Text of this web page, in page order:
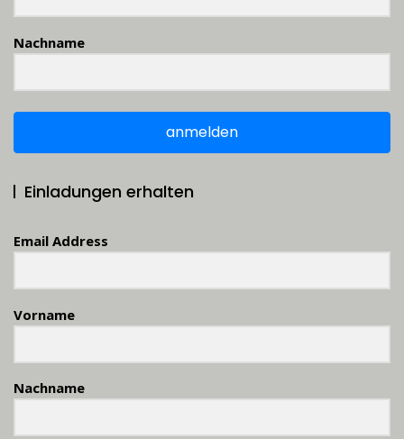
Nachname
anmelden
Einladungen erhalten
Email Address
Vorname
Nachname